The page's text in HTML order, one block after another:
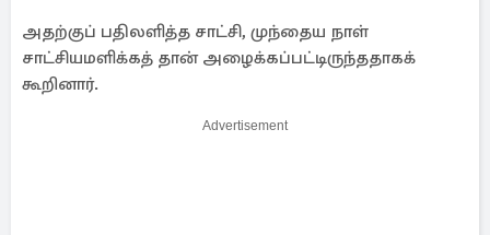
அதற்குப் பதிலளித்த சாட்சி, முந்தைய நாள்
சாட்சியமளிக்கத் தான் அழைக்கப்பட்டிருந்ததாகக்
கூறினார்.
Advertisement